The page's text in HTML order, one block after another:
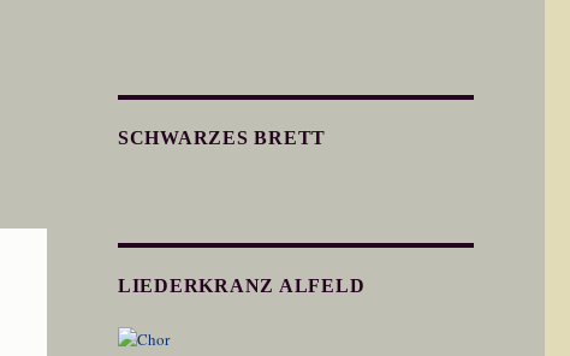
SCHWARZES BRETT
LIEDERKRANZ ALFELD